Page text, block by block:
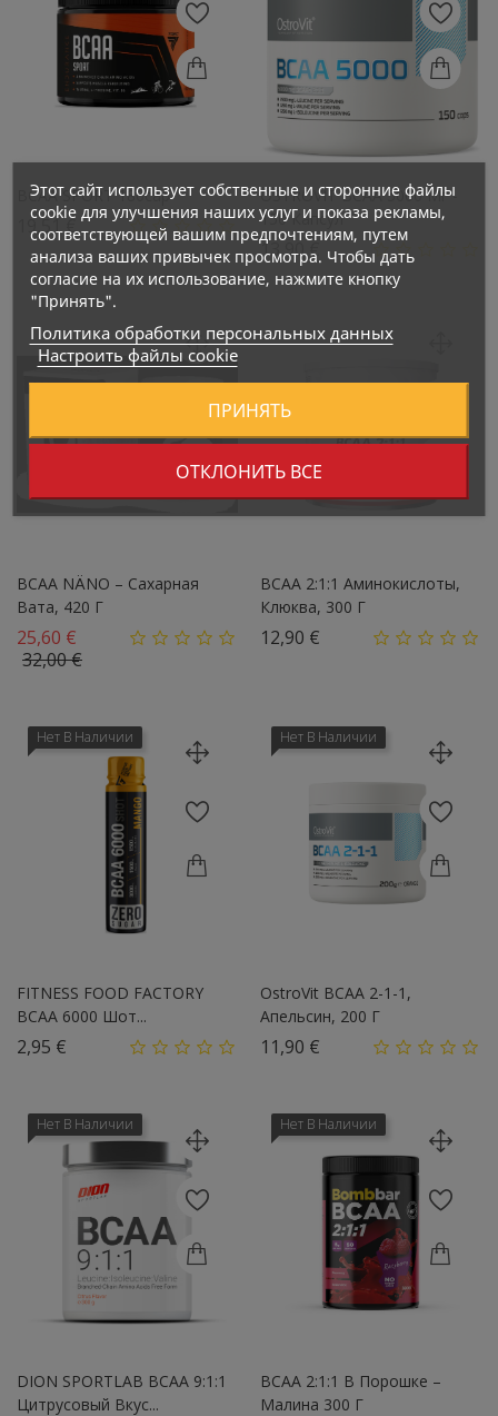
BCAA SPORT 180cap
19,51 €Цена
OSTROVIT BCAA 5000 Мг -
150 Капсул
13,90 €Цена
BCAA NÄNO – Сахарная
Вата, 420 Г
25,60 € Базовая цена
32,00 €Цена
BCAA 2:1:1 Аминокислоты,
Клюква, 300 Г
12,90 €
Нет В Наличии
FITNESS FOOD FACTORY
BCAA 6000 Шот...
2,95 €
Нет В Наличии
OstroVit BCAA 2-1-1,
Апельсин, 200 Г
11,90 €
Нет В Наличии
DION SPORTLAB BCAA 9:1:1
Цитрусовый Вкус...
Нет В Наличии
BCAA 2:1:1 В Порошке –
Малина 300 Г
Этот сайт использует собственные и сторонние файлы
cookie для улучшения наших услуг и показа рекламы,
соответствующей вашим предпочтениям, путем
анализа ваших привычек просмотра. Чтобы дать
согласие на их использование, нажмите кнопку
"Принять".
Политика обработки персональных данных
Настроить файлы cookie
ОТКЛОНИТЬ ВСЕ
ПРИНЯТЬ